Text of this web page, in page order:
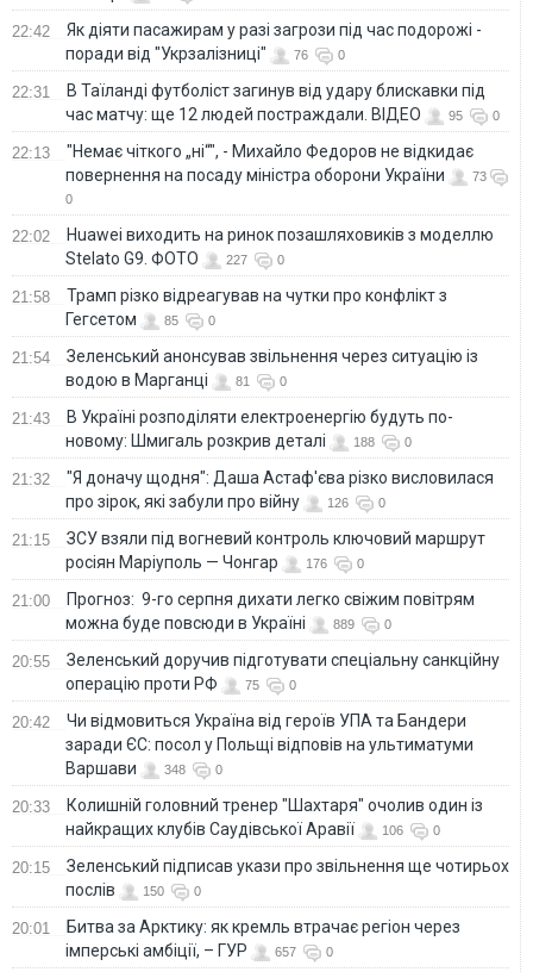
22:42
Як діяти пасажирам у разі загрози під час подорожі -
поради від "Укрзалізниці"
76 0
22:31
В Таїланді футболіст загинув від удару блискавки під
час матчу: ще 12 людей постраждали. ВІДЕО
95 0
22:13
"Немає чіткого „ні“", - Михайло Федоров не відкидає
повернення на посаду міністра оборони України
73
0
22:02
Huawei виходить на ринок позашляховиків з моделлю
Stelato G9. ФОТО
227 0
21:58
Трамп різко відреагував на чутки про конфлікт з
Гегсетом
85 0
21:54
Зеленський анонсував звільнення через ситуацію із
водою в Марганці
81 0
21:43
В Україні розподіляти електроенергію будуть по-
новому: Шмигаль розкрив деталі
188 0
21:32
"Я доначу щодня": Даша Астаф'єва різко висловилася
про зірок, які забули про війну
126 0
21:15
ЗСУ взяли під вогневий контроль ключовий маршрут
росіян Маріуполь — Чонгар
176 0
21:00
Прогноз: 9-го серпня дихати легко свіжим повітрям
можна буде повсюди в Україні
889 0
20:55
Зеленський доручив підготувати спеціальну санкційну
операцію проти РФ
75 0
20:42
Чи відмовиться Україна від героїв УПА та Бандери
заради ЄС: посол у Польщі відповів на ультиматуми
Варшави
348 0
20:33
Колишній головний тренер "Шахтаря" очолив один із
найкращих клубів Саудівської Аравії
106 0
20:15
Зеленський підписав укази про звільнення ще чотирьох
послів
150 0
20:01
Битва за Арктику: як кремль втрачає регіон через
імперські амбіції, – ГУР
657 0